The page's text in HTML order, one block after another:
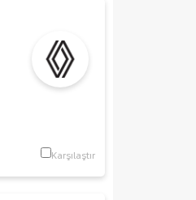
Karşılaştır